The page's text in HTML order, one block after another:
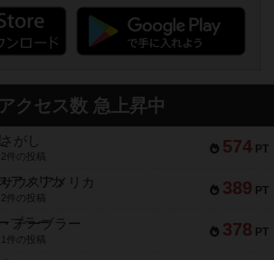
アクセス数 急上昇中
574 PT
がし
2件の投稿
389 PT
ウスアメリカ
2件の投稿
378 PT
テーブラー
1件の投稿